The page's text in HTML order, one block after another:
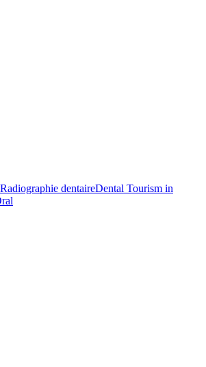
Radiographie dentaireDental Tourism in